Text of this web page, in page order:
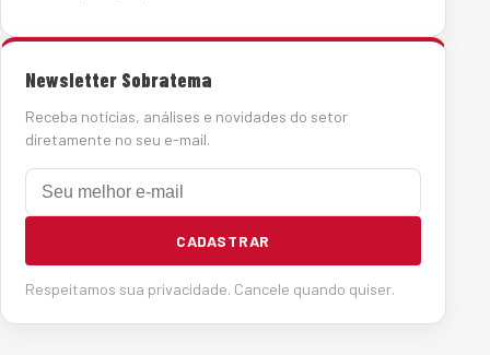
Newsletter Sobratema
Receba notícias, análises e novidades do setor
diretamente no seu e-mail.
E-mail
CADASTRAR
Respeitamos sua privacidade. Cancele quando quiser.